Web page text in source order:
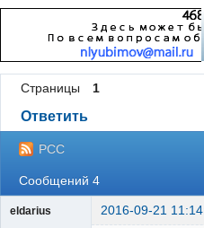
Страницы 1
Ответить
РСС
Сообщений 4
eldarius 2016-09-21